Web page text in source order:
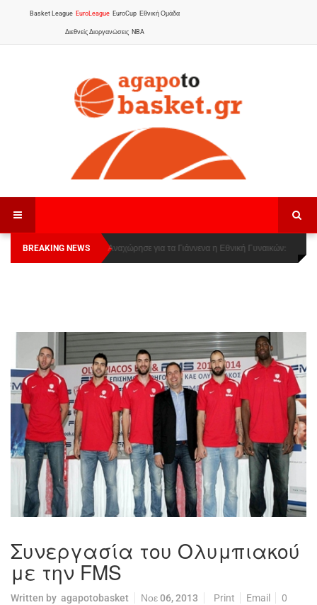
Basket League EuroLeague EuroCup Εθνική Ομάδα
Διεθνείς Διοργανώσεις NBA
BREAKING NEWS
Οι Πάνθηρες Καβάλας στην Women Basketball
League 1
Αναχώρησε για τα Γιάννενα η Εθνική Γυναικών
Συνεργασία του Ολυμπιακού
με την FMS
Written by agapotobasket Νοε 06, 2013 Print Email
0